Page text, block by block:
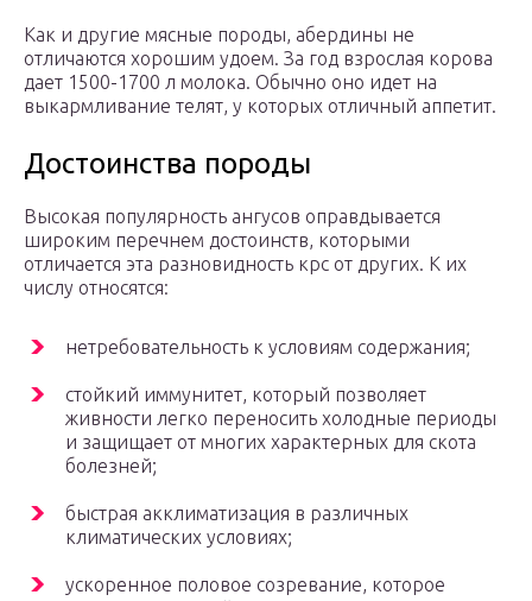
Как и другие мясные породы, абердины не
отличаются хорошим удоем. За год взрослая корова
дает 1500-1700 л молока. Обычно оно идет на
выкармливание телят, у которых отличный аппетит.
Достоинства породы
Высокая популярность ангусов оправдывается
широким перечнем достоинств, которыми
отличается эта разновидность крс от других. К их
числу относятся:
нетребовательность к условиям содержания;
стойкий иммунитет, который позволяет
живности легко переносить холодные периоды
и защищает от многих характерных для скота
болезней;
быстрая акклиматизация в различных
климатических условиях;
ускоренное половое созревание, которое